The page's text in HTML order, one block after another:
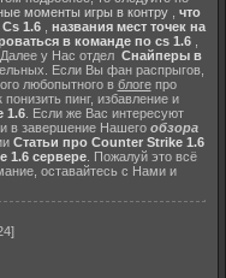
моменты игры в контру, что
1.6
названия мест точек на
в команде по cs 1.6,
у Нас отдел Снайперы в
Если Вы фан распрыгов,
любопытного в блогепро
пинг, избавление и
1.6 . Если же Вас интересуют
в завершение Нашего обзора
Статьи про Counter Strike 1.6
1.6 сервере. Пожалуй это всё
оставайтесь с Нами и